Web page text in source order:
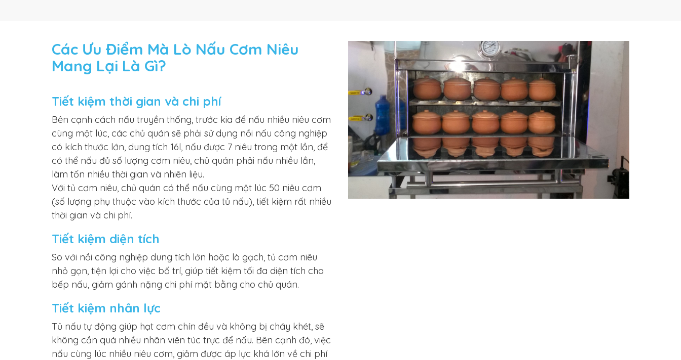
Các Ưu Điểm Mà Lò Nấu Cơm Niêu
Mang Lại Là Gì?
Tiết kiệm thời gian và chi phí
Bên cạnh cách nấu truyền thống, trước kia để nấu nhiều niêu cơm
cùng một lúc, các chủ quán sẽ phải sử dụng nồi nấu công nghiệp
có kích thước lớn, dung tích 16l, nấu được 7 niêu trong một lần, để
có thể nấu đủ số lượng cơm niêu, chủ quán phải nấu nhiều lần,
làm tốn nhiều thời gian và nhiên liệu.
Với tủ cơm niêu, chủ quán có thể nấu cùng một lúc 50 niêu cơm
(số lượng phụ thuộc vào kích thước của tủ nấu), tiết kiệm rất nhiều
thời gian và chi phí.
Tiết kiệm diện tích
So với nồi công nghiệp dung tích lớn hoặc lò gạch, tủ cơm niêu
nhỏ gọn, tiện lợi cho việc bố trí, giúp tiết kiệm tối đa diện tích cho
bếp nấu, giảm gánh nặng chi phí mặt bằng cho chủ quán.
Tiết kiệm nhân lực
Tủ nấu tự động giúp hạt cơm chín đều và không bị cháy khét, sẽ
không cần quá nhiều nhân viên túc trực để nấu. Bên cạnh đó, việc
nấu cùng lúc nhiều niêu cơm, giảm được áp lực khá lớn về chi phí